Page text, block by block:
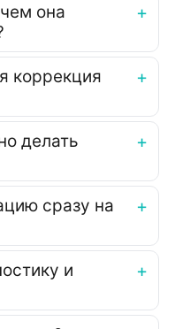
она
коррекция
делать
сразу на
и